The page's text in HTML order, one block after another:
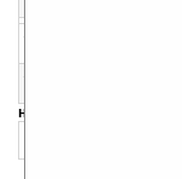
Информация по
Несколько
навигация: